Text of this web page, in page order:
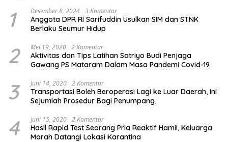
1 Desember 8, 2024 3 Komentar
Anggota DPR RI Sarifuddin Usulkan SIM dan STNK
Berlaku Seumur Hidup
2 Mei 19, 2020 2 Komentar
Aktivitas dan Tips Latihan Satriyo Budi Penjaga
Gawang PS Mataram Dalam Masa Pandemi Covid-19.
3 Juni 14, 2020 2 Komentar
Transportasi Boleh Beroperasi Lagi ke Luar Daerah, Ini
Sejumlah Prosedur Bagi Penumpang.
4 Juni 15, 2020 2 Komentar
Hasil Rapid Test Seorang Pria Reaktif Hamil, Keluarga
Marah Datangi Lokasi Karantina